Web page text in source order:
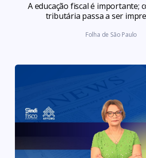
A educação fiscal é importante;
tributária passa a ser
Folha de São Paulo